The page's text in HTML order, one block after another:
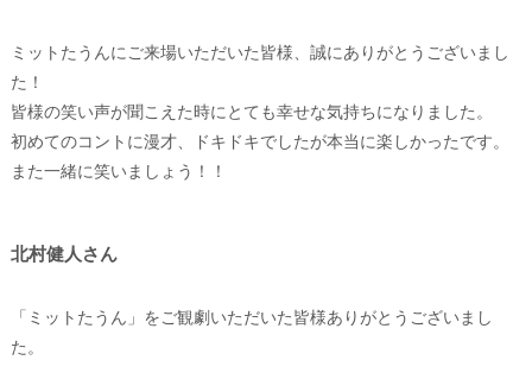
ミットたうんにご来場いただいた皆様、誠にありがとうございまし
た！
皆様の笑い声が聞こえた時にとても幸せな気持ちになりました。
初めてのコントに漫才、ドキドキでしたが本当に楽しかったです。
また一緒に笑いましょう！！
北村健人さん
「ミットたうん」をご観劇いただいた皆様ありがとうございまし
た。